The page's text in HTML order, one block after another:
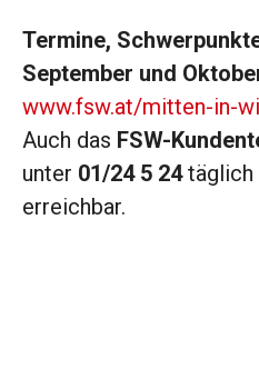
Termine,
September und
www.fsw.at/mitten-in-
Auch das FSW-
unter 01/24 5 24täglich
erreichbar.